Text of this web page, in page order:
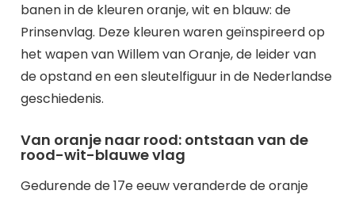
banen in de kleuren oranje, wit en blauw: de
Prinsenvlag. Deze kleuren waren geïnspireerd op
het wapen van Willem van Oranje, de leider van
de opstand en een sleutelfiguur in de Nederlandse
geschiedenis.
Van oranje naar rood: ontstaan van de
rood-wit-blauwe vlag
Gedurende de 17e eeuw veranderde de oranje